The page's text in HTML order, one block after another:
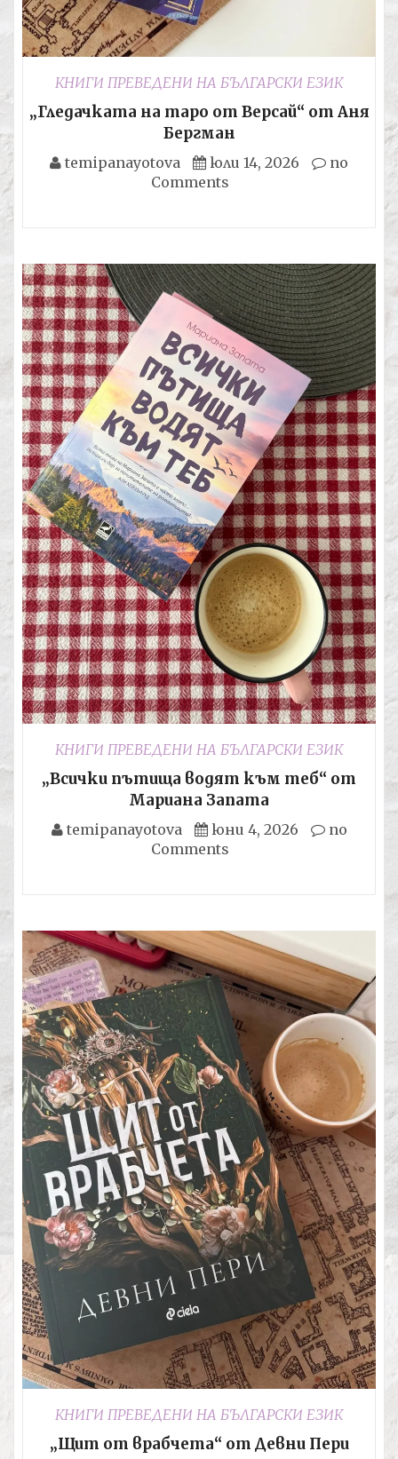
КНИГИ ПРЕВЕДЕНИ НА БЪЛГАРСКИ ЕЗИК
„Гледачката на таро от Версай“ от Аня
Бергман
temipanayotova юли 14, 2026
no
Comments
КНИГИ ПРЕВЕДЕНИ НА БЪЛГАРСКИ ЕЗИК
„Всички пътища водят към теб“ от
Мариана Запата
temipanayotova юни 4, 2026
no
Comments
КНИГИ ПРЕВЕДЕНИ НА БЪЛГАРСКИ ЕЗИК
„Щит от врабчета“ от Девни Пери